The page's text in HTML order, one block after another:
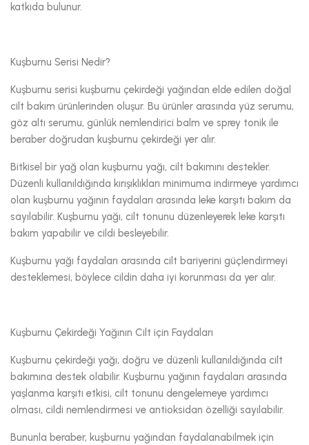
katkıda bulunur.
Kuşburnu Serisi Nedir?
Kuşburnu serisi kuşburnu çekirdeği yağından elde edilen doğal
cilt bakım ürünlerinden oluşur. Bu ürünler arasında yüz serumu,
göz altı serumu, günlük nemlendirici balm ve sprey tonik ile
beraber doğrudan kuşburnu çekirdeği yer alır.
Bitkisel bir yağ olan kuşburnu yağı, cilt bakımını destekler.
Düzenli kullanıldığında kırışıklıkları minimuma indirmeye yardımcı
olan kuşburnu yağının faydaları arasında leke karşıtı bakım da
sayılabilir. Kuşburnu yağı, cilt tonunu düzenleyerek leke karşıtı
bakım yapabilir ve cildi besleyebilir.
Kuşburnu yağı faydaları arasında cilt bariyerini güçlendirmeyi
desteklemesi, böylece cildin daha iyi korunması da yer alır.
Kuşburnu Çekirdeği Yağının Cilt için Faydaları
Kuşburnu çekirdeği yağı, doğru ve düzenli kullanıldığında cilt
bakımına destek olabilir. Kuşburnu yağının faydaları arasında
yaşlanma karşıtı etkisi, cilt tonunu dengelemeye yardımcı
olması, cildi nemlendirmesi ve antioksidan özelliği sayılabilir.
Bununla beraber, kuşburnu yağından faydalanabilmek için